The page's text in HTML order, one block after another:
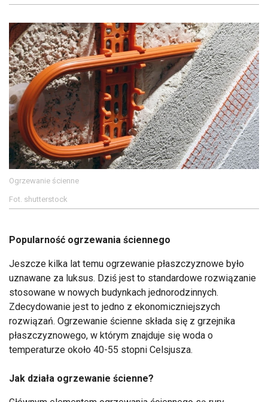
Ogrzewanie ścienne
Fot. shutterstock
Popularność ogrzewania ściennego
Jeszcze kilka lat temu ogrzewanie płaszczyznowe było
uznawane za luksus. Dziś jest to standardowe rozwiązanie
stosowane w nowych budynkach jednorodzinnych.
Zdecydowanie jest to jedno z ekonomiczniejszych
rozwiązań. Ogrzewanie ścienne składa się z grzejnika
płaszczyznowego, w którym znajduje się woda o
temperaturze około 40-55 stopni Celsjusza.
Jak działa ogrzewanie ścienne?